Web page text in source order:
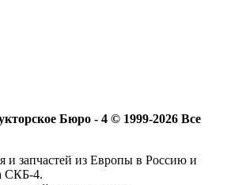
Бюро - 4 © 1999-2026 Все
и запчастей из Европы в Россию и
СКБ-4.